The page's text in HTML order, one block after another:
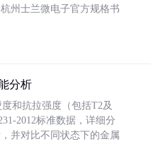
州士兰微电子官方规格书
分析
和抗拉强度（包括T2及
2012标准数据，详细分
并对比不同状态下的金属